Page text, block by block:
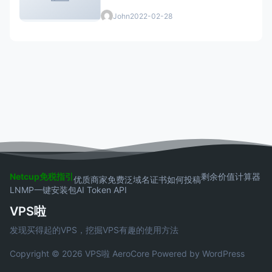
John2022-02-28
Netcup免税指引优质商家免费泛域名证书如何投稿剩余价值计算器
LNMP一键安装包AI Token API
VPS啦
发现买得起的VPS，挖掘VPS有趣的使用方法
Copyright © 2026 VPS啦 AeroCore Powered by WordPress